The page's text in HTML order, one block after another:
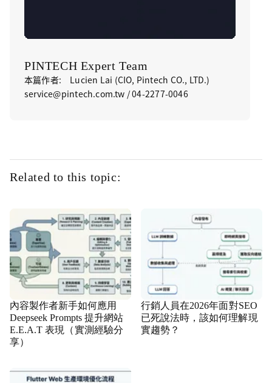
PINTECH Expert Team
本篇作者: Lucien Lai (CIO, Pintech CO., LTD.)
service@pintech.com.tw / 04-2277-0046
Related to this topic:
內容製作者新手如何應用
Deepseek Prompts 提升網站
E.E.A.T 表現（實測經驗分
享）
行銷人員在2026年面對SEO
已死說法時，該如何理解現
實趨勢？